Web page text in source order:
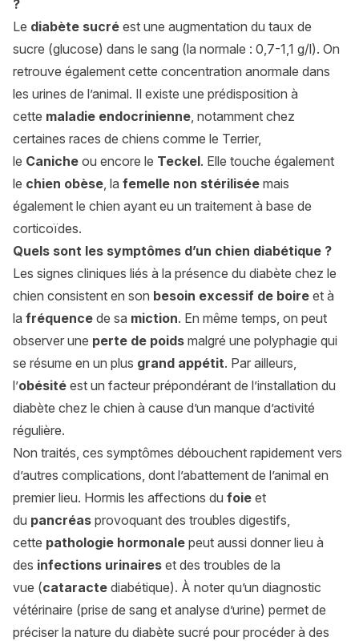
?
Le diabète sucré est une augmentation du taux de
sucre (glucose) dans le sang (la normale : 0,7-1,1 g/l). On
retrouve également cette concentration anormale dans
les urines de l’animal. Il existe une prédisposition à
cette maladie endocrinienne, notamment chez
certaines races de chiens comme le Terrier,
le Caniche ou encore le Teckel. Elle touche également
le chien obèse, la femelle non stérilisée mais
également le chien ayant eu un traitement à base de
corticoïdes.
Quels sont les symptômes d’un chien diabétique ?
Les signes cliniques liés à la présence du diabète chez le
chien consistent en son besoin excessif de boire et à
la fréquence de sa miction. En même temps, on peut
observer une perte de poids malgré une polyphagie qui
se résume en un plus grand appétit. Par ailleurs,
l’obésité est un facteur prépondérant de l’installation du
diabète chez le chien à cause d’un manque d’activité
régulière.
Non traités, ces symptômes débouchent rapidement vers
d’autres complications, dont l’abattement de l’animal en
premier lieu. Hormis les affections du foie et
du pancréas provoquant des troubles digestifs,
cette pathologie hormonale peut aussi donner lieu à
des infections urinaires et des troubles de la
vue (cataracte diabétique). À noter qu’un diagnostic
vétérinaire (prise de sang et analyse d’urine) permet de
préciser la nature du diabète sucré pour procéder à des